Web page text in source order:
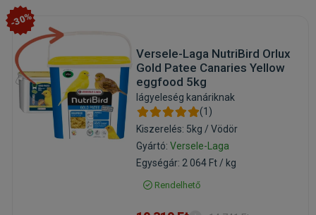
-30%
Versele-Laga NutriBird Orlux
Gold Patee Canaries Yellow
eggfood 5kg
lágyeleség kanáriknak
(1)
Kiszerelés: 5kg / Vödör
Gyártó: Versele-Laga
Egységár: 2 064 Ft / kg
Rendelhető